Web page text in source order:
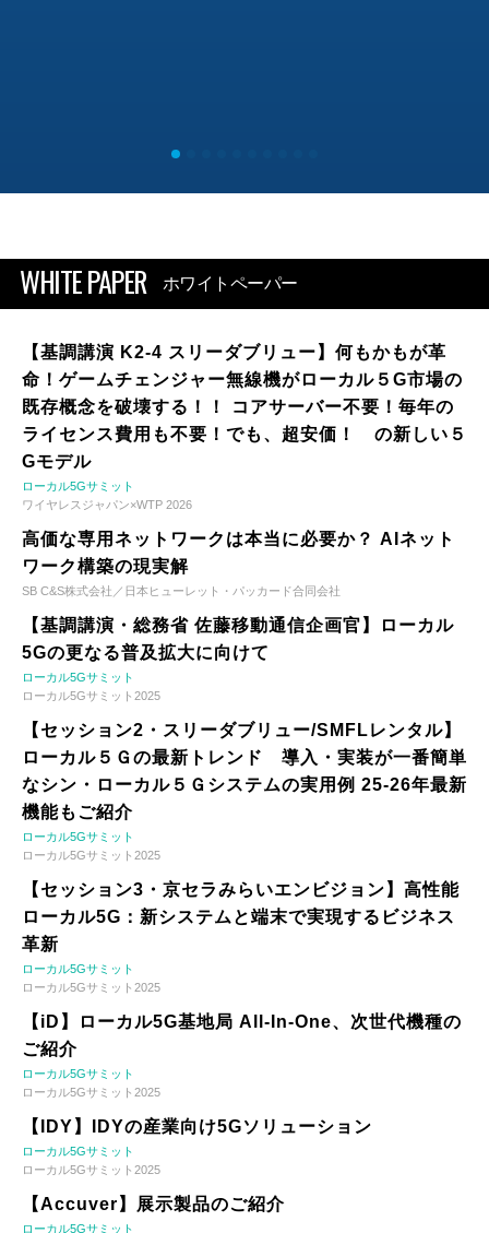
WHITE PAPER ホワイトペーパー
【基調講演 K2-4 スリーダブリュー】何もかもが革
命！ゲームチェンジャー無線機がローカル５G市場の
既存概念を破壊する！！ コアサーバー不要！毎年の
ライセンス費用も不要！でも、超安価！ の新しい５
Gモデル
ローカル5Gサミット
ワイヤレスジャパン×WTP 2026
高価な専用ネットワークは本当に必要か？ AIネット
ワーク構築の現実解
SB C&S株式会社／日本ヒューレット・パッカード合同会社
【基調講演・総務省 佐藤移動通信企画官】ローカル
5Gの更なる普及拡大に向けて
ローカル5Gサミット
ローカル5Gサミット2025
【セッション2・スリーダブリュー/SMFLレンタル】
ローカル５Ｇの最新トレンド 導入・実装が一番簡単
なシン・ローカル５Ｇシステムの実用例 25-26年最新
機能もご紹介
ローカル5Gサミット
ローカル5Gサミット2025
【セッション3・京セラみらいエンビジョン】高性能
ローカル5G：新システムと端末で実現するビジネス
革新
ローカル5Gサミット
ローカル5Gサミット2025
【iD】ローカル5G基地局 All-In-One、次世代機種の
ご紹介
ローカル5Gサミット
ローカル5Gサミット2025
【IDY】IDYの産業向け5Gソリューション
ローカル5Gサミット
ローカル5Gサミット2025
【Accuver】展示製品のご紹介
ローカル5Gサミット